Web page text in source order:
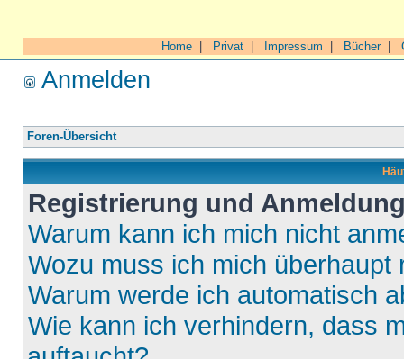
Home Privat Impressum Bücher|
Anmelden
Foren-Übersicht
Registrierung und
Warum kann ich mich nicht
Wozu muss ich mich überhaupt
Warum werde ich automatisch
Wie kann ich verhindern, dass